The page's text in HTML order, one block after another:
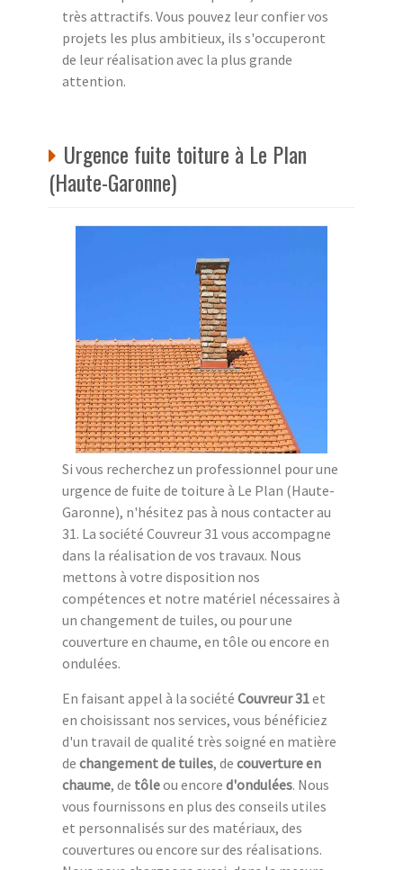
très attractifs. Vous pouvez leur confier vos
projets les plus ambitieux, ils s'occuperont
de leur réalisation avec la plus grande
attention.
Urgence fuite toiture à Le Plan
(Haute-Garonne)
Si vous recherchez un professionnel pour une
urgence de fuite de toiture à Le Plan (Haute-
Garonne), n'hésitez pas à nous contacter au
31. La société Couvreur 31 vous accompagne
dans la réalisation de vos travaux. Nous
mettons à votre disposition nos
compétences et notre matériel nécessaires à
un changement de tuiles, ou pour une
couverture en chaume, en tôle ou encore en
ondulées.
En faisant appel à la société Couvreur 31et
en choisissant nos services, vous bénéficiez
d'un travail de qualité très soigné en matière
de changement de tuiles, de couverture en
chaume, de tôleou encore d'ondulées. Nous
vous fournissons en plus des conseils utiles
et personnalisés sur des matériaux, des
couvertures ou encore sur des réalisations.